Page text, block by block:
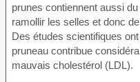
prunes contiennent aussi
ramollir les selles et donc
Des études scientifiques
pruneau contribue
mauvais cholestérol (LDL).